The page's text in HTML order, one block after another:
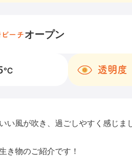
ーチオープン
℃ 透明度
い風が吹き、過ごしやすく感じま
き物のご紹介です！